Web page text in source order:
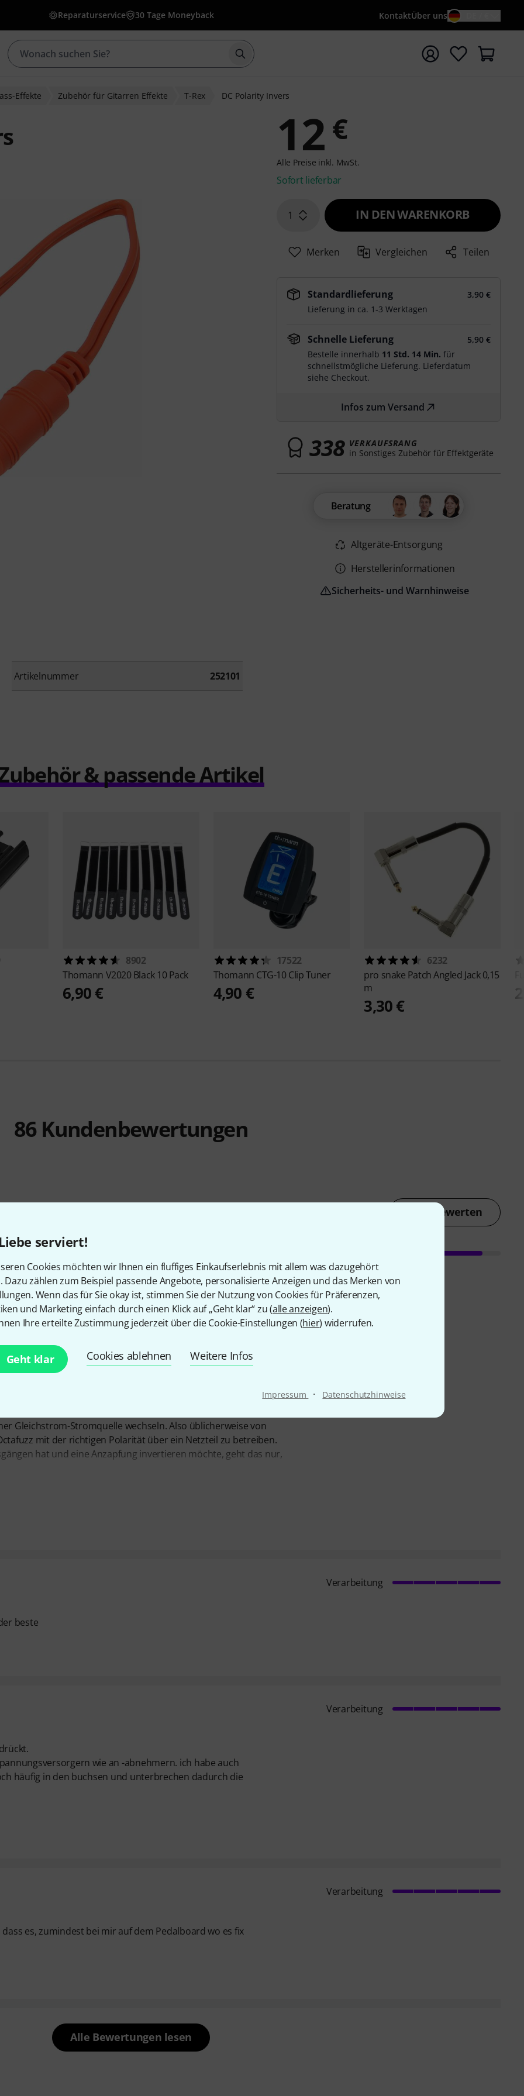
serviert!
Cookies möchten wir Ihnen ein fluffiges Einkaufserlebnis mit allem was dazugehört
Dazu zählen zum Beispiel passende Angebote, personalisierte Anzeigen und das Merken von
Wenn das für Sie okay ist, stimmen Sie der Nutzung von Cookies für Präferenzen,
und Marketing einfach durch einen Klick auf „Geht klar“ zu (alle anzeigen).
Ihre erteilte Zustimmung jederzeit über die Cookie-Einstellungen (hier) widerrufen.
Geht klar Cookies ablehnen Weitere Infos
Impressum · Datenschutzhinweise
Reparaturservice 30 Tage Moneyback KontaktÜber uns
Suche mit Suchwort {searchTerm} starten
Effekte Zubehör für Gitarren Effekte T-Rex DC Polarity Invers
Artikelnummer 252101
12 €
Alle Preise inkl. MwSt.
Sofort lieferbar
1 IN DEN WARENKORB
Merken Vergleichen Teilen
Standardlieferung
3,90 €
Lieferung in ca. 1-3 Werktagen
Schnelle Lieferung
5,90 €
Bestelle innerhalb 11 Std. 14 Min. für
schnellstmögliche Lieferung. Lieferdatum
siehe Checkout.
Infos zum Versand
338 VERKAUFSRANG
in Sonstiges Zubehör für Effektgeräte
Beratung
Altgeräte-Entsorgung
Herstellerinformationen
Sicherheits- und Warnhinweise
& passende Artikel
8902
Thomann V2020 Black 10 Pack
6,90 €
17522
Thomann CTG-10 Clip Tuner
4,90 €
6232
pro snake Patch Angled Jack 0,15
m
3,30 €
86Kundenbewertungen
Jetzt bewerten
Gleichstrom-Stromquelle wechseln. Also üblicherweise von
mit der richtigen Polarität über ein Netzteil zu betreiben.
hat und eine Anzapfung invertieren möchte, geht das nur,
beste
Verarbeitung
wie an -abnehmern. ich habe auch
häufig in den buchsen und unterbrechen dadurch die
Verarbeitung
es, zumindest bei mir auf dem Pedalboard wo es fix
Verarbeitung
Alle Bewertungen lesen